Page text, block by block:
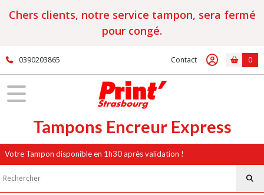
Chers clients, notre service tampon, sera fermé
pour congé.
0390203865 Contact 0
Tampons Encreur Express
Votre Tampon disponible en 1h30 après validation !